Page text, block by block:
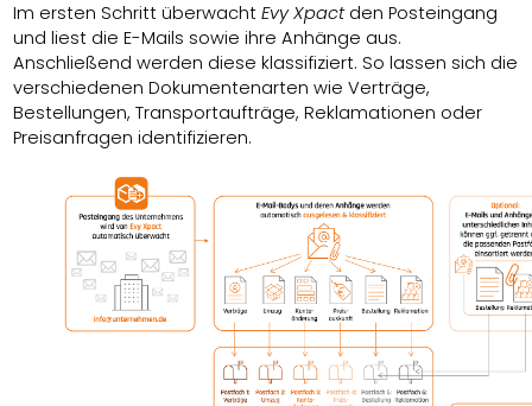
Im ersten Schritt überwachtEvy Xpactden Posteingang
und liest die E-Mails sowie ihre Anhänge aus.
Anschließend werden diese klassifiziert. So lassen sich die
verschiedenen Dokumentenarten wie Verträge,
Bestellungen, Transportaufträge, Reklamationen oder
Preisanfragen identifizieren.